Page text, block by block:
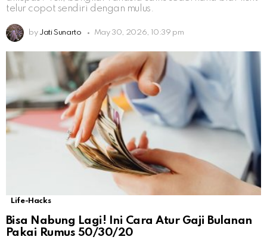
telur copot sendiri dengan mulus.
by Jati Sunarto May 30, 2026, 10:39 pm
Life-Hacks
Bisa Nabung Lagi! Ini Cara Atur Gaji Bulanan
Pakai Rumus 50/30/20